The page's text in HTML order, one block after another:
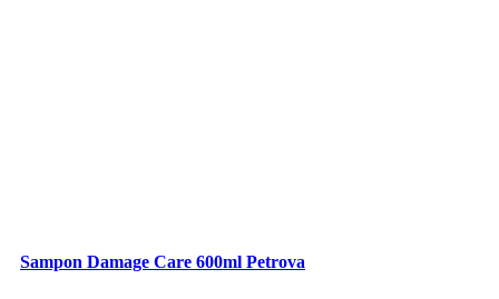
Sampon Damage Care 600ml Petrova